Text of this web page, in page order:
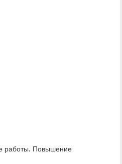
работы. Повышение